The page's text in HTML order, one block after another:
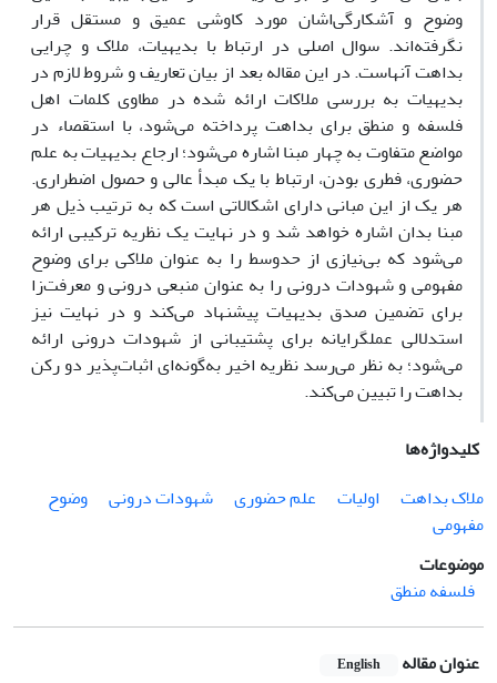
وضوح و آشکارگی‌اشان مورد کاوشی عمیق و مستقل قرار
نگرفته‌اند. سوال اصلی در ارتباط با بدیهیات، ملاک و چرایی
بداهت آنهاست. در این مقاله بعد از بیان تعاریف و شروط لازم در
بدیهیات به بررسی ملاکات ارائه شده در مطاوی کلمات اهل
فلسفه و منطق برای بداهت پرداخته می‌شود، با استقصاء در
مواضع متفاوت به چهار مبنا اشاره می‌شود؛ ارجاع بدیهیات به علم
حضوری، فطری بودن، ارتباط با یک مبدأ عالی و حصول اضطراری.
هر یک از این مبانی دارای اشکالاتی است که به ترتیب ذیل هر
مبنا بدان اشاره خواهد شد و در نهایت یک نظریه ترکیبی ارائه
می‌شود که بی‌نیازی از حدوسط را به عنوان ملاکی برای وضوح
مفهومی و شهودات درونی را به عنوان منبعی درونی و معرفت‌زا
برای تضمین صدق بدیهیات پیشنهاد می‌کند و در نهایت نیز
استدلالی عملگرایانه برای پشتیبانی از شهودات درونی ارائه
می‌شود؛ به نظر می‌رسد نظریه اخیر به‌گونه‌ای اثبات‌پذیر دو رکن
بداهت را تبیین می‌کند.
کلیدواژه‌ها
ملاک بداهت
اولیات علم حضوری شهودات درونی
وضوح
مفهومی
موضوعات
فلسفه منطق
عنوان مقاله English